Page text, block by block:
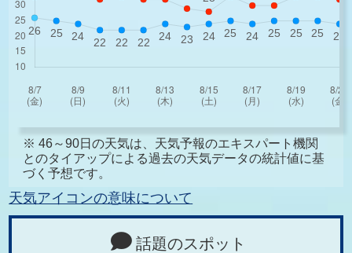
※ 46～90日の天気は、天気予報のエキスパート機関
とのタイアップによる過去の天気データの統計値に基
づく予想です。
天気アイコンの意味について
話題のスポット